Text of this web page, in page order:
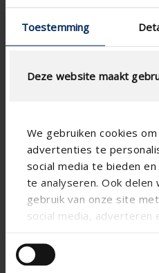
Toestemming
Deze website maakt
We gebruiken cookies
advertenties te
social media te bieden
te analyseren. Ook
gebruik van onze site
social media, adverteren
andere informatie die u
die ze hebben verzameld